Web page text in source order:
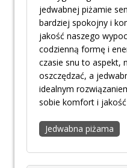
jedwabnej piżamie
bardziej spokojny i
jakość naszego
codzienną formę i
czasie snu to aspekt,
oszczędzać, a
idealnym
sobie komfort i jakość
Jedwabna piżama